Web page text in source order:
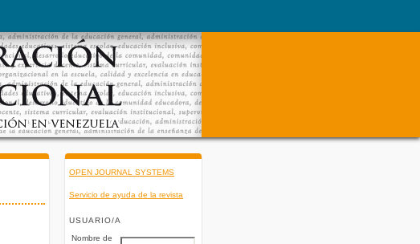
OPEN JOURNAL SYSTEMS
Servicio de ayuda de la revista
USUARIO/A
Nombre de